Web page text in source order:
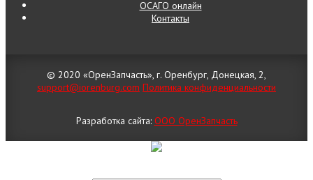
ОСАГО онлайн
Контакты
© 2020 «ОренЗапчасть», г. Оренбург, Донецкая, 2,
support@iorenburg.com Политика конфиденциальности
Разработка сайта: ООО ОренЗапчасть